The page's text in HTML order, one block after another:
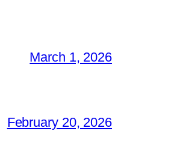
March 1, 2026
February 20, 2026